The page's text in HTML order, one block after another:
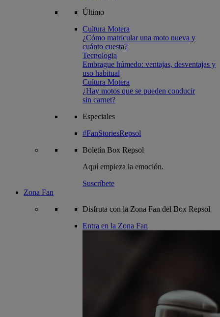
Último
Cultura Motera
¿Cómo matricular una moto nueva y
cuánto cuesta?
Tecnologia
Embrague húmedo: ventajas, desventajas y
uso habitual
Cultura Motera
¿Hay motos que se pueden conducir
sin carnet?
Especiales
#FanStoriesRepsol
Boletín Box Repsol
Aquí empieza la emoción.
Suscríbete
Zona Fan
Disfruta con la Zona Fan del Box Repsol
Entra en la Zona Fan